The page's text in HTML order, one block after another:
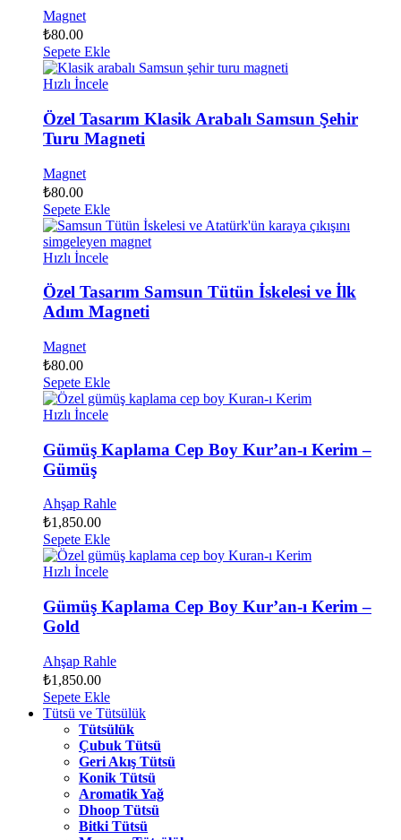
Magnet
₺80.00
Sepete Ekle
Hızlı İncele
Özel Tasarım Klasik Arabalı Samsun Şehir
Turu Magneti
Magnet
₺80.00
Sepete Ekle
Hızlı İncele
Özel Tasarım Samsun Tütün İskelesi ve İlk
Adım Magneti
Magnet
₺80.00
Sepete Ekle
Hızlı İncele
Gümüş Kaplama Cep Boy Kur’an-ı Kerim –
Gümüş
Ahşap Rahle
₺1,850.00
Sepete Ekle
Hızlı İncele
Gümüş Kaplama Cep Boy Kur’an-ı Kerim –
Gold
Ahşap Rahle
₺1,850.00
Sepete Ekle
Tütsü ve Tütsülük
Tütsülük
Çubuk Tütsü
Geri Akış Tütsü
Konik Tütsü
Aromatik Yağ
Dhoop Tütsü
Bitki Tütsü